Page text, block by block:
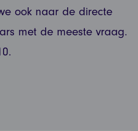
ook naar de directe
met de meeste vraag.